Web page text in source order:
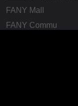
FANY Mall
FANY Commu